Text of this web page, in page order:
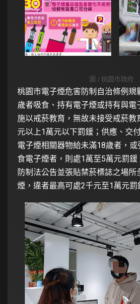
圖 / 桃園市政府
桃園市電子煙危害防制自治條例規
歲者吸食、持有電子煙或持有與電
施以戒菸教育，無故未接受戒菸教
元以上1萬元以下罰鍰；供應、交
電子煙相關器物給未滿18歲者，
食電子煙者，則處1萬至5萬元罰
防制法公告並張貼禁菸標誌之場所
煙，違者最高可處2千元至1萬元罰